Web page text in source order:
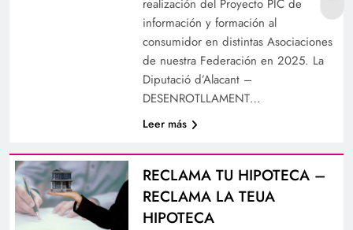
realización del Proyecto PIC de
información y formación al
consumidor en distintas Asociaciones
de nuestra Federación en 2025. La
Diputació d’Alacant –
DESENROTLLAMENT…
Leer más
RECLAMA TU HIPOTECA –
RECLAMA LA TEUA
HIPOTECA